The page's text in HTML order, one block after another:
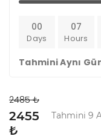
00
Days
07
Hours
Tahmini Aynı
2485 ₺
2455
₺
Tahmini 9